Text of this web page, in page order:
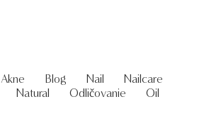
Akne Blog Nail
Nailcare
Natural Odličovanie
Oil